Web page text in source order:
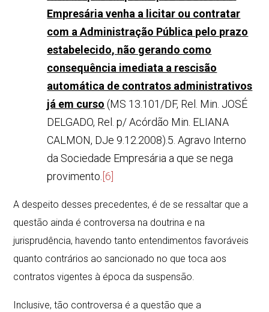
Empresária venha a licitar ou contratar
com a Administração Pública pelo prazo
estabelecido, não gerando como
consequência imediata a rescisão
automática de contratos administrativos
já em curso (MS 13.101/DF, Rel. Min. JOSÉ
DELGADO, Rel. p/ Acórdão Min. ELIANA
CALMON, DJe 9.12.2008).5. Agravo Interno
da Sociedade Empresária a que se nega
provimento. [6]
A despeito desses precedentes, é de se ressaltar que a
questão ainda é controversa na doutrina e na
jurisprudência, havendo tanto entendimentos favoráveis
quanto contrários ao sancionado no que toca aos
contratos vigentes à época da suspensão.
Inclusive, tão controversa é a questão que a